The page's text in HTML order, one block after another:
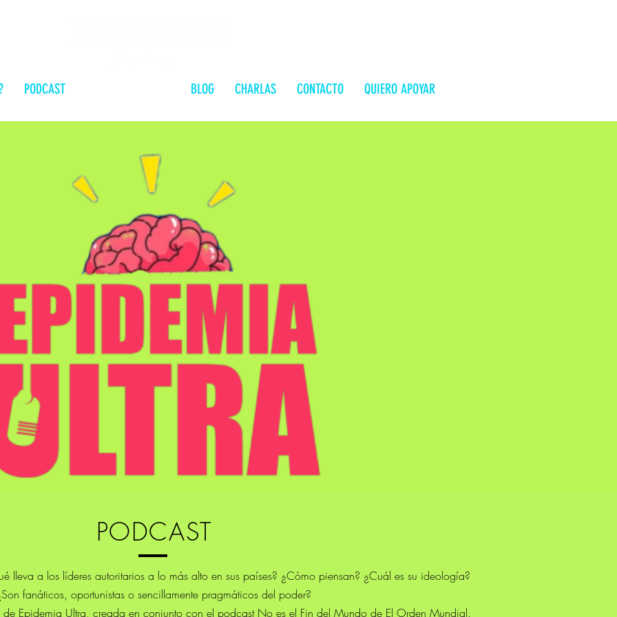
PODCAST BLOG CHARLAS CONTACTO QUIERO APOYAR
PODCAST
lleva a los líderes autoritarios a lo más alto en sus países? ¿Cómo piensan? ¿Cuál es su ideología?
fanáticos, oportunistas o sencillamente pragmáticos del poder?
Epidemia Ultra, creada en conjunto con el podcast No es el Fin del Mundo de El Orden Mundial.